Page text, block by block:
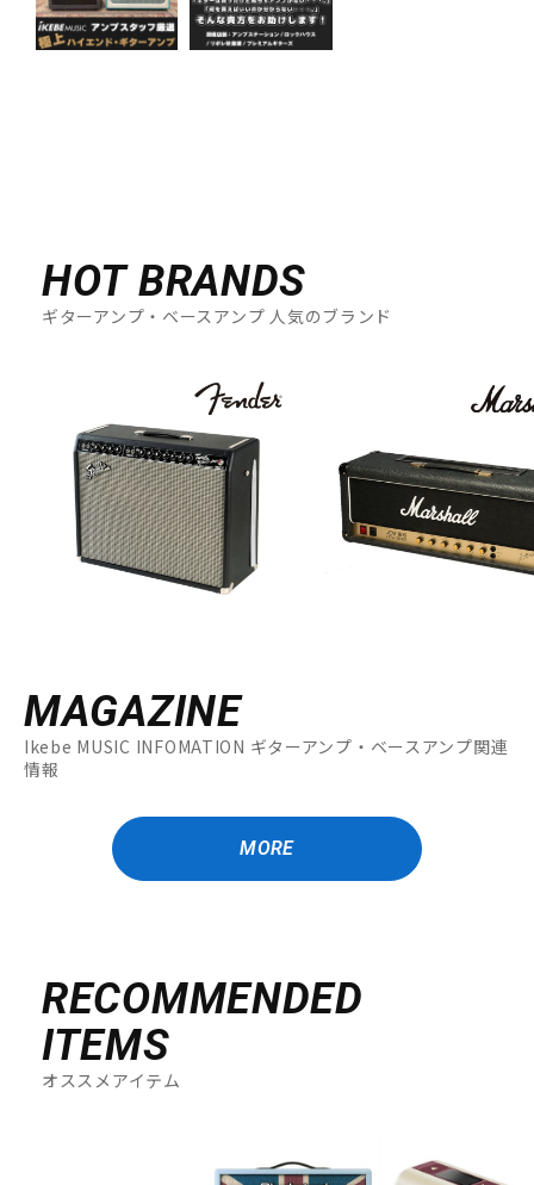
HOT BRANDS
ギターアンプ・ベースアンプ 人気のブランド
MAGAZINE
Ikebe MUSIC INFOMATION ギターアンプ・ベースアンプ関連
情報
MORE
RECOMMENDED
ITEMS
オススメアイテム